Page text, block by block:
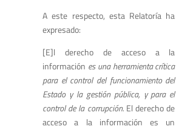
A este respecto, esta Relatoría ha
expresado:
[E]l derecho de acceso a la
información es una herramienta crítica
para el control del funcionamiento del
Estado y la gestión pública, y para el
control de la corrupción.El derecho de
acceso a la información es un